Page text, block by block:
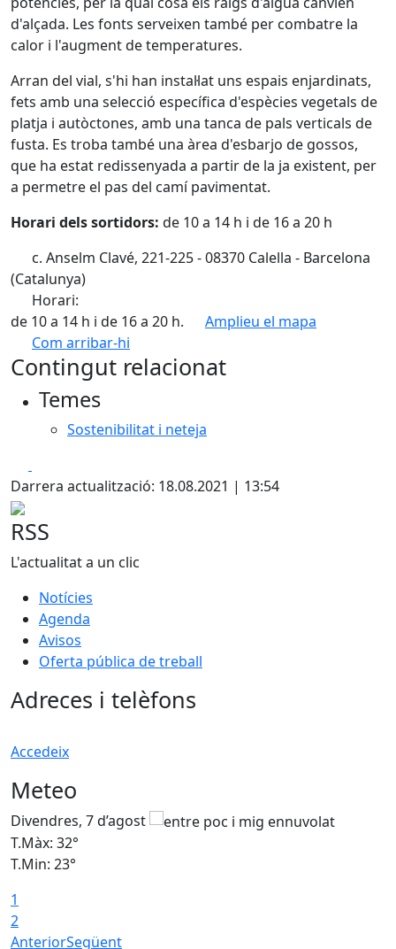
d'alçada. Les fonts serveixen també per combatre la
calor i l'augment de temperatures.
Arran del vial, s'hi han instal·lat uns espais enjardinats,
fets amb una selecció específica d'espècies vegetals de
platja i autòctones, amb una tanca de pals verticals de
fusta. Es troba també una àrea d'esbarjo de gossos,
que ha estat redissenyada a partir de la ja existent, per
a permetre el pas del camí pavimentat.
Horari dels sortidors: de 10 a 14 h i de 16 a 20 h
c. Anselm Clavé, 221-225 - 08370 Calella - Barcelona
(Catalunya)
Horari:
de 10 a 14 h i de 16 a 20 h.
Amplieu el mapa
Com arribar-hi
+
Contingut relacionat
Temes
Sostenibilitat i neteja
Darrera actualització: 18.08.2021 | 13:54
RSS
L'actualitat a un clic
Notícies
Agenda
Avisos
Oferta pública de treball
Adreces i telèfons
Accedeix
Meteo
Divendres, 7 d’agost
T.Màx: 32°
T.Min: 23°
1
2
AnteriorSegüent